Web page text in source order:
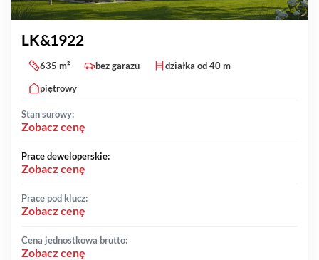
LK&1922
635 m² bez garazu
działka od 40 m
piętrowy
Stan surowy:
Zobacz cenę
Prace deweloperskie:
Zobacz cenę
Prace pod klucz:
Zobacz cenę
Cena jednostkowa brutto:
Zobacz cenę